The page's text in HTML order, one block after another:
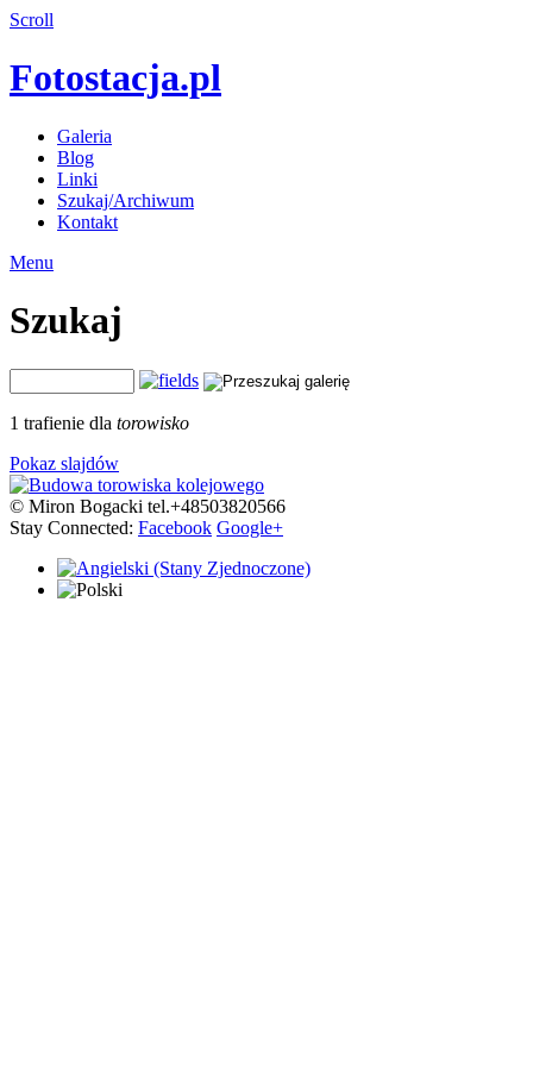
Scroll
Fotostacja.pl
Galeria
Blog
Linki
Szukaj/Archiwum
Kontakt
Menu
Szukaj
1 trafienie dla torowisko
Pokaz slajdów
© Miron Bogacki tel.+48503820566
Stay Connected: Facebook Google+